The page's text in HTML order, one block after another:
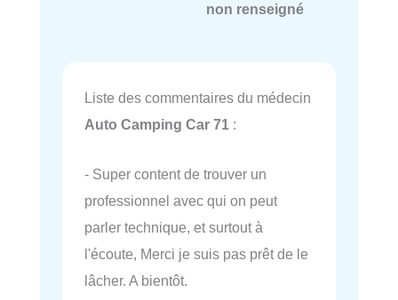
non renseigné
Liste des commentaires du médecin
Auto Camping Car 71 :
- Super content de trouver un
professionnel avec qui on peut
parler technique, et surtout à
l'écoute, Merci je suis pas prêt de le
lâcher. A bientôt.